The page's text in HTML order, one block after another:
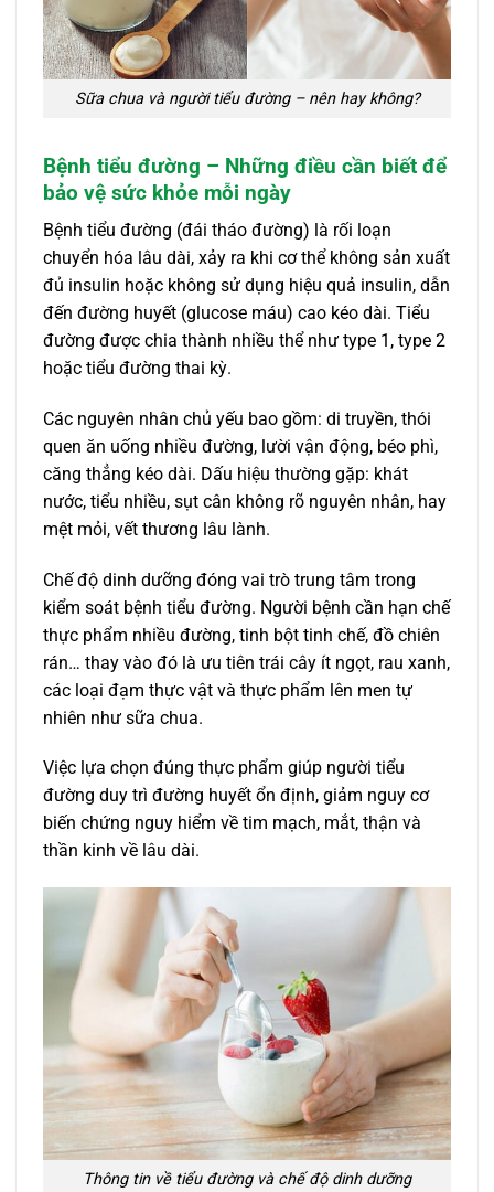
Sữa chua và người tiểu đường – nên hay không?
Bệnh tiểu đường – Những điều cần biết để
bảo vệ sức khỏe mỗi ngày
Bệnh tiểu đường (đái tháo đường) là rối loạn
chuyển hóa lâu dài, xảy ra khi cơ thể không sản xuất
đủ insulin hoặc không sử dụng hiệu quả insulin, dẫn
đến đường huyết (glucose máu) cao kéo dài. Tiểu
đường được chia thành nhiều thể như type 1, type 2
hoặc tiểu đường thai kỳ.
Các nguyên nhân chủ yếu bao gồm: di truyền, thói
quen ăn uống nhiều đường, lười vận động, béo phì,
căng thẳng kéo dài. Dấu hiệu thường gặp: khát
nước, tiểu nhiều, sụt cân không rõ nguyên nhân, hay
mệt mỏi, vết thương lâu lành.
Chế độ dinh dưỡng đóng vai trò trung tâm trong
kiểm soát bệnh tiểu đường. Người bệnh cần hạn chế
thực phẩm nhiều đường, tinh bột tinh chế, đồ chiên
rán… thay vào đó là ưu tiên trái cây ít ngọt, rau xanh,
các loại đạm thực vật và thực phẩm lên men tự
nhiên như sữa chua.
Việc lựa chọn đúng thực phẩm giúp người tiểu
đường duy trì đường huyết ổn định, giảm nguy cơ
biến chứng nguy hiểm về tim mạch, mắt, thận và
thần kinh về lâu dài.
Thông tin về tiểu đường và chế độ dinh dưỡng